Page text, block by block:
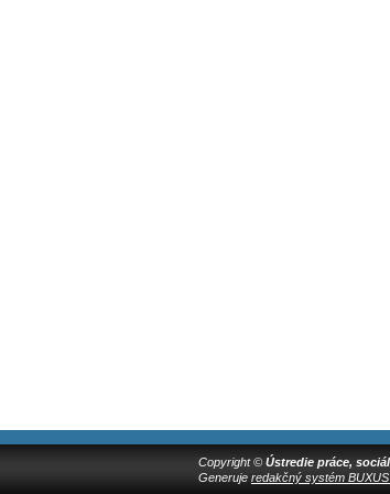
Copyright © Ústredie práce,
Generuje redakčný systém